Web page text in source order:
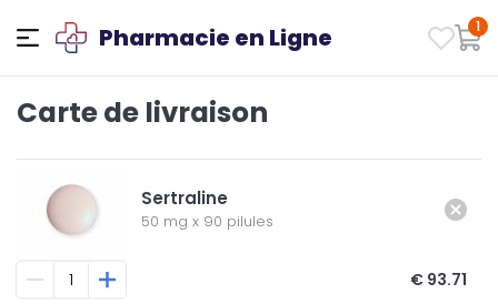
Pharmacie en Ligne 1
Carte de livraison
Sertraline
50 mg x 90 pilules
€ 93.71